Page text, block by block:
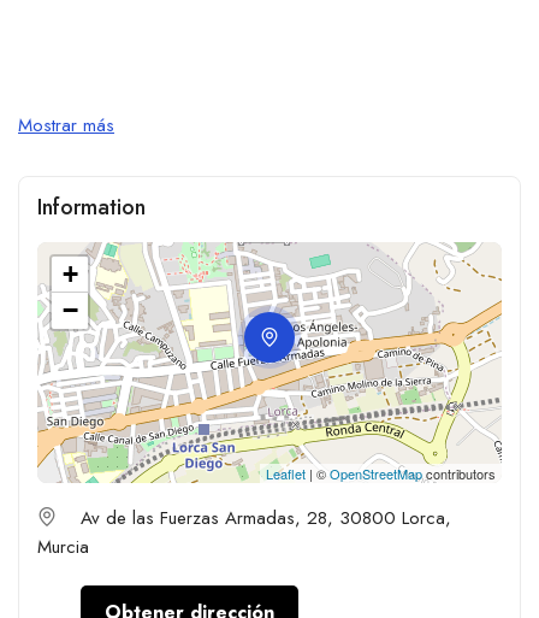
Mostrar más
Information
+
−
Leaflet | ©OpenStreetMapcontributors
Av de las Fuerzas Armadas, 28, 30800 Lorca,
Murcia
Obtener dirección